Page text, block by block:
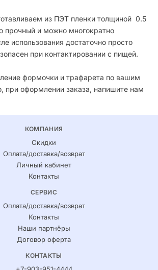
из ПЭТ пленки толщиной 0.5
прочный и можно многократно
использования достаточно просто
при контактировании с пищей.
формочки и трафарета по вашим
при оформлении заказа, напишите нам
КОМПАНИЯ
Скидки
Оплата/доставка/возврат
Личный кабинет
Контакты
СЕРВИС
Оплата/доставка/возврат
Контакты
Наши партнёры
Договор оферта
КОНТАКТЫ